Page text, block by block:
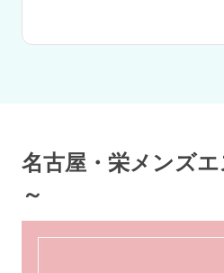
名古屋・栄メンズ
～